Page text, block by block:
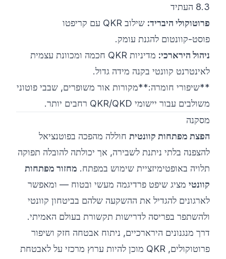
8.3 העתיד
פרוטוקולי היבריד:
שילוב QKR עם קריפטו
פוסט-קוונטום להגנת עומק.
ניהול הירארכי:
מדיניות QKR חכמה ומכוונת עצמית
לאינטרנט קוונטי בקנה מידה גדול.
**שיפורי חומרה:**מקורות אור משופרים, שבבי פוטוני
משולבים עבור יישומי QKR/QKD רחבים יותר.
מסקנה
הפצת מפתחות קוונטית חוללה מהפכה בפוטנציאל
להצפנה בלתי ניתנת לשבירה, אך יכולתה להובלה תפוקה
תלויה באופטימיזציית שימוש במפתח. מחזור מפתחות
קוונטי מציג שיפט פרדיגמה מעשי ובטוח — ומאפשר
לארגונים להגדיל את ההשקעה שלהם בביטחון קוונטי
ולהשתפר בפריסה לדרישות תקשורת בעולם האמיתי.
דרך מנגנונים הירארכיים, ניתוח אבטחה חזק ושיפור
פרוטוקולים, QKR מוכן להיות ערוץ מרכזי על לאבטחת